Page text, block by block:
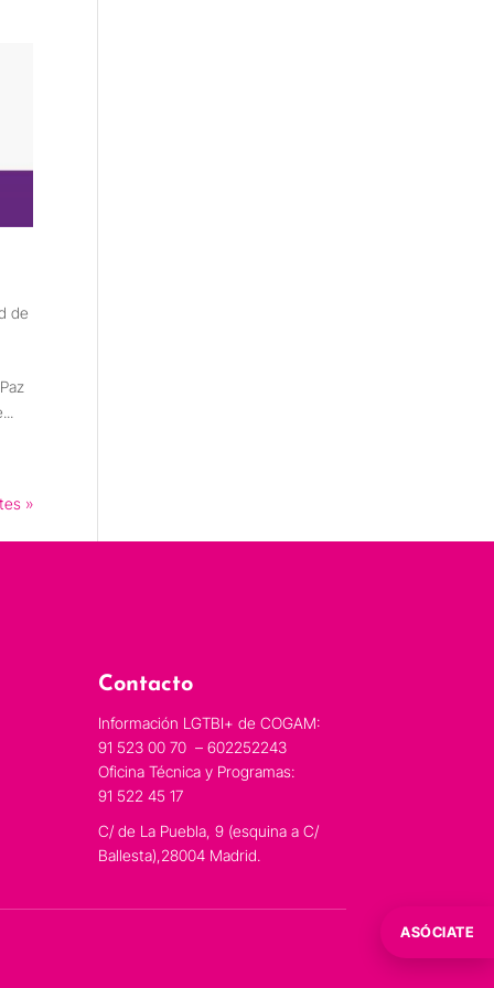
de
»
Contacto
Información LGTBI+ de COGAM:
91 523 00 70 – 602252243
Oficina Técnica y Programas:
91 522 45 17
C/ de La Puebla, 9 (esquina a C/
Ballesta),28004 Madrid.
ASÓCIATE